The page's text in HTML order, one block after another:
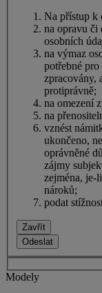
Na přístup k
na opravu či
osobních
na výmaz
potřebné
zpracovány,
protiprávně;
na omezení
na
vznést
ukončeno,
oprávněné
zájmy
zejména, je-
nároků;
podat
Zavřít
Odeslat
Modely